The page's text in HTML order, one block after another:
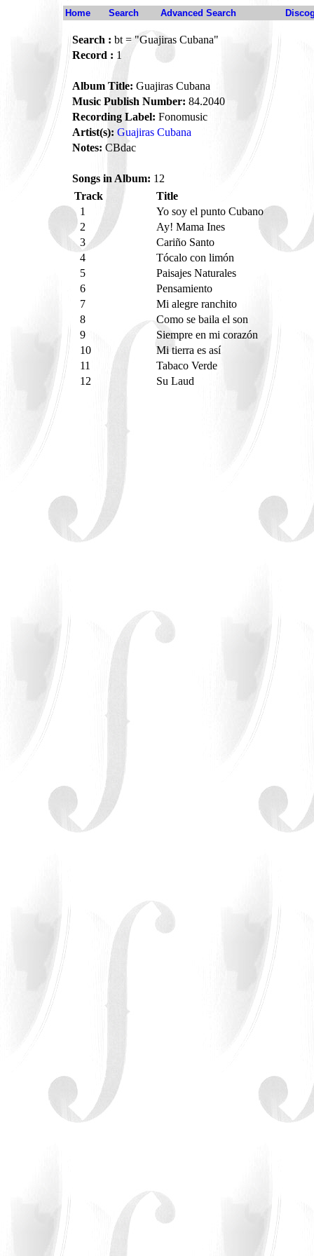
Home Search Advanced Search
Search : bt = "Guajiras Cubana"
Record : 1
Album Title: Guajiras Cubana
Music Publish Number: 84.2040
Recording Label: Fonomusic
Artist(s): Guajiras Cubana
Notes: CBdac
Songs in Album: 12
Track
Title
1
Yo soy el punto Cubano
2
Ay! Mama Ines
3
Cariño Santo
4
Tócalo con limón
5
Paisajes Naturales
6
Pensamiento
7
Mi alegre ranchito
8
Como se baila el son
9
Siempre en mi corazón
10
Mi tierra es así
11
Tabaco Verde
12
Su Laud